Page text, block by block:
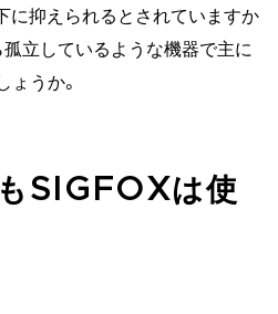
に抑えられるとされていますか
孤立しているような機器で主に
うか。
SIGFOXは使